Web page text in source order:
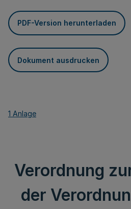
PDF-Version herunterladen
Dokument ausdrucken
1 Anlage
Verordnung
der